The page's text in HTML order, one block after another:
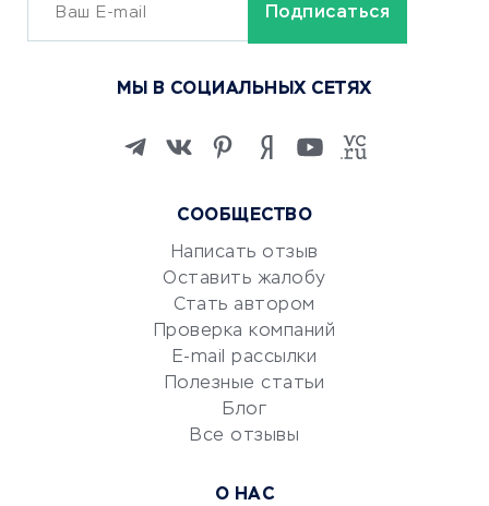
ОБУЧЕНИЕ И РАБОТА
Изучение иностранных
Маркетинг и продажи
Репетиторство
Красота и здоровье
Сервисы по поиску работы
Сетевой маркетинг
УСЛУГИ ДЛЯ БИЗНЕСА
СООБЩЕСТВО
Написать отзыв
Оставить жалобу
Стать автором
Проверка компаний
E-mail рассылки
Полезные статьи
Блог
Все отзывы
О НАС
МЫ В СОЦИАЛЬНЫХ СЕТЯХ